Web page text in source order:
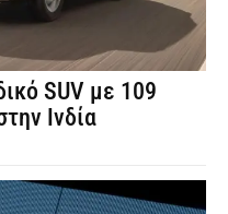
SUV με 109
Ινδία